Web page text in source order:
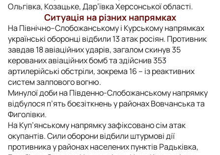
Ольгівка, Козацьке, Дар’ївка Херсонської області.
Ситуація на різних напрямках
На Північно–Слобожанському і Курському напрямках
українські оборонці відбили 13 атак росіян. Противник
завдав 18 авіаційних ударів, загалом скинув 35
керованих авіаційних бомб та здійснив 353
артилерійські обстріли, зокрема 16 – із реактивних
систем залпового вогню.
Минулої доби на Південно-Слобожанському напрямку
відбулося п’ять боєзіткнень у районах Вовчанська та
Фиголівки.
На Куп’янському напрямку зафіксовано сім атак
окупантів. Сили оборони відбили штурмові дії
противника у районах населених пунктів Радьківка,